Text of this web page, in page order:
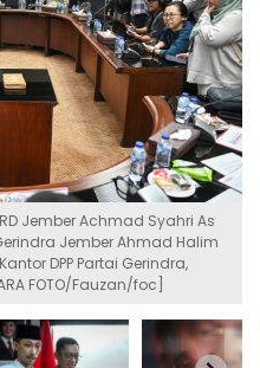
Jember Achmad Syahri As
Jember Ahmad Halim
DPP Partai Gerindra,
FOTO/Fauzan/foc]